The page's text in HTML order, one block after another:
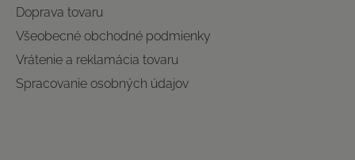
Doprava tovaru
Všeobecné obchodné podmienky
Vrátenie a reklamácia tovaru
Spracovanie osobných údajov